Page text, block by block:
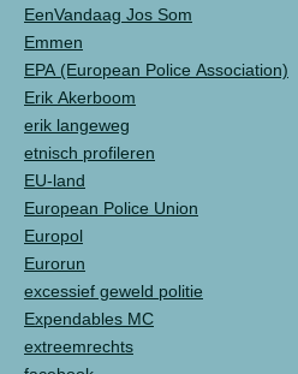
EenVandaag Jos Som
Emmen
EPA (European Police Association)
Erik Akerboom
erik langeweg
etnisch profileren
EU-land
European Police Union
Europol
Eurorun
excessief geweld politie
Expendables MC
extreemrechts